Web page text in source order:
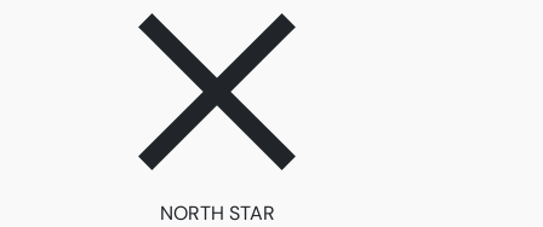
NORTH STARลบตัวกรอง NORTH STAR